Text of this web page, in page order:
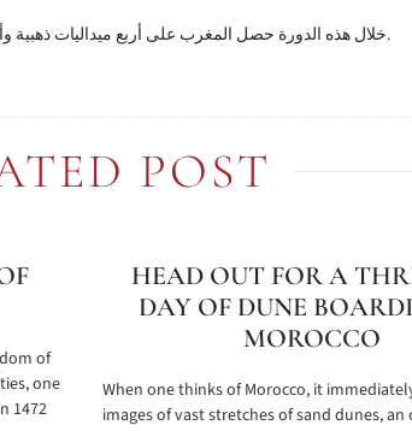
خلال هذه الدورة حصل المغرب على أربع ميداليات ذهبية وأربع فضية، واكتفى الجزائر بواحدة ذهبية وأخرى فضية.
POST
of
one
1472
HEAD OUT FOR A
DAY OF DUNE
MOROCCO
When one thinks of Morocco, it
images of vast stretches of sand dunes, an